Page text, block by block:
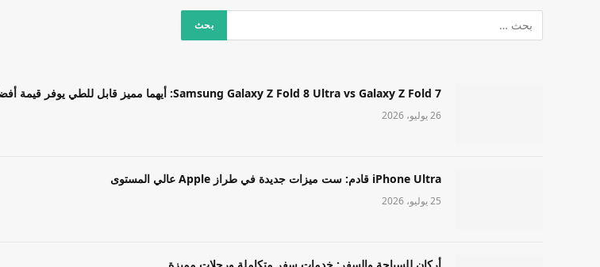
Samsung Galaxy Z Fold 8 Ultra vs Galaxy Z Fold 7: أيهما مميز قابل للطي يوفر قيمة أفضل
26 يوليو، 2026
iPhone Ultra قادم: ست ميزات جديدة في طراز Apple عالي المستوى
25 يوليو، 2026